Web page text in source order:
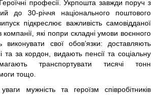
професії. Укрпошта завжди поруч з
до 30-річчя національного поштового
підкреслює важливість самовідданої
компанії, які попри складні умови воєнного
виконувати свої обов’язки: доставляють
та за кордон, видають пенсії та соціальну
транспортувати тисячі тонн
тощо.
мужність та героїзм співробітників